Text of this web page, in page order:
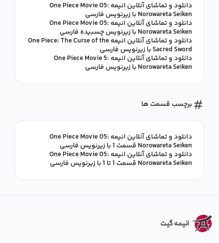
دانلود و تماشای آنلاین انیمه One Piece Movie 05:
Norowareta Seiken با زیرنویس فارسی
دانلود و تماشای آنلاین انیمه One Piece Movie 05:
Norowareta Seiken با زیرنویس چسبیده فارسی
دانلود و تماشای آنلاین انیمه One Piece: The Curse of the
Sacred Sword با زیرنویس فارسی
دانلود و تماشای آنلاین انیمه One Piece Movie 5:
Norowareta Seiken با زیرنویس فارسی
برچسب قسمت ها
دانلود و تماشای آنلاین انیمه One Piece Movie 05:
Norowareta Seiken قسمت 1 با زیرنویس فارسی
دانلود و تماشای آنلاین انیمه One Piece Movie 05:
Norowareta Seiken قسمت 1 تا 1 با زیرنویس فارسی